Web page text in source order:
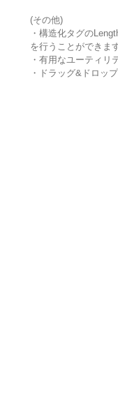
(その他)
・構造化タグの
を行うことができます
・有用なユーティリ
・ドラッグ&ドロッ